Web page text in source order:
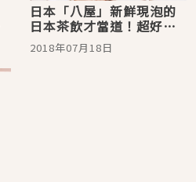
日本「八屋」新鮮現泡的
日本茶飲才當道！超好拍
推薦
2018年07月18日